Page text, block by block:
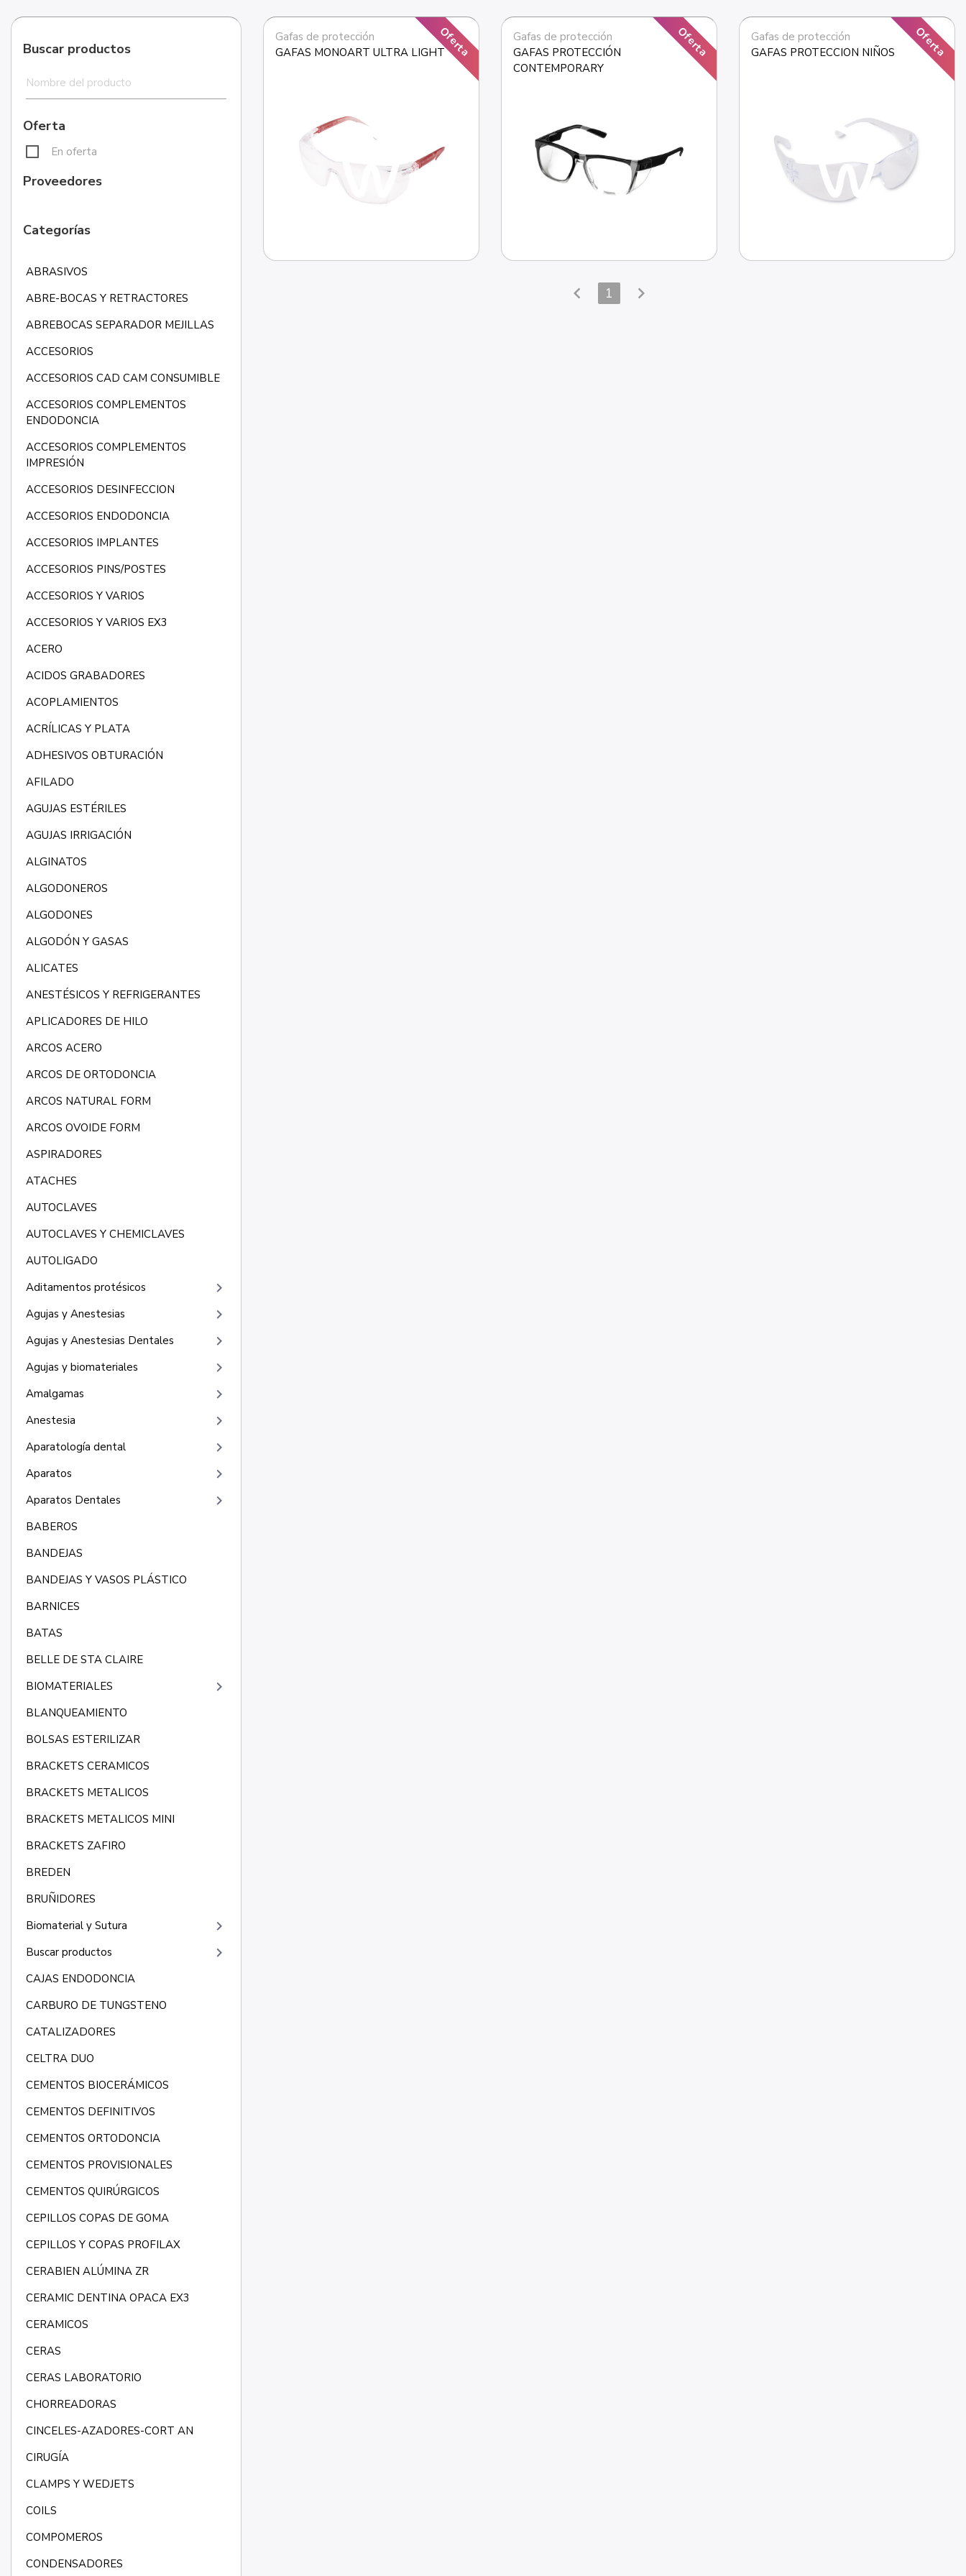
Buscar productos
Oferta
En oferta
Proveedores
Categorías
ABRASIVOS
ABRE-BOCAS Y RETRACTORES
ABREBOCAS SEPARADOR MEJILLAS
ACCESORIOS
ACCESORIOS CAD CAM CONSUMIBLE
ACCESORIOS COMPLEMENTOS
ENDODONCIA
ACCESORIOS COMPLEMENTOS
IMPRESIÓN
ACCESORIOS DESINFECCION
ACCESORIOS ENDODONCIA
ACCESORIOS IMPLANTES
ACCESORIOS PINS/POSTES
ACCESORIOS Y VARIOS
ACCESORIOS Y VARIOS EX3
ACERO
ACIDOS GRABADORES
ACOPLAMIENTOS
ACRÍLICAS Y PLATA
ADHESIVOS OBTURACIÓN
AFILADO
AGUJAS ESTÉRILES
AGUJAS IRRIGACIÓN
ALGINATOS
ALGODONEROS
ALGODONES
ALGODÓN Y GASAS
ALICATES
ANESTÉSICOS Y REFRIGERANTES
APLICADORES DE HILO
ARCOS ACERO
ARCOS DE ORTODONCIA
ARCOS NATURAL FORM
ARCOS OVOIDE FORM
ASPIRADORES
ATACHES
AUTOCLAVES
AUTOCLAVES Y CHEMICLAVES
AUTOLIGADO
Aditamentos protésicos
keyboard_arrow_right
Agujas y Anestesias keyboard_arrow_right
Agujas y Anestesias Dentales keyboard_arrow_right
Agujas y biomateriales keyboard_arrow_right
Amalgamas keyboard_arrow_right
Anestesia keyboard_arrow_right
Aparatología dental keyboard_arrow_right
Aparatos keyboard_arrow_right
Aparatos Dentales keyboard_arrow_right
BABEROS
BANDEJAS
BANDEJAS Y VASOS PLÁSTICO
BARNICES
BATAS
BELLE DE STA CLAIRE
BIOMATERIALES
keyboard_arrow_right
BLANQUEAMIENTO
BOLSAS ESTERILIZAR
BRACKETS CERAMICOS
BRACKETS METALICOS
BRACKETS METALICOS MINI
BRACKETS ZAFIRO
BREDEN
BRUÑIDORES
Biomaterial y Sutura
keyboard_arrow_right
Buscar productos keyboard_arrow_right
CAJAS ENDODONCIA
CARBURO DE TUNGSTENO
CATALIZADORES
CELTRA DUO
CEMENTOS BIOCERÁMICOS
CEMENTOS DEFINITIVOS
CEMENTOS ORTODONCIA
CEMENTOS PROVISIONALES
CEMENTOS QUIRÚRGICOS
CEPILLOS COPAS DE GOMA
CEPILLOS Y COPAS PROFILAX
CERABIEN ALÚMINA ZR
CERAMIC DENTINA OPACA EX3
CERAMICOS
CERAS
CERAS LABORATORIO
CHORREADORAS
CINCELES-AZADORES-CORT AN
CIRUGÍA
CLAMPS Y WEDJETS
COILS
COMPOMEROS
CONDENSADORES
Oferta
Gafas de protección
GAFAS MONOART ULTRA LIGHT
Oferta
Gafas de protección
GAFAS PROTECCIÓN
CONTEMPORARY
Oferta
Gafas de protección
GAFAS PROTECCION NIÑOS
chevron_left 1 chevron_right